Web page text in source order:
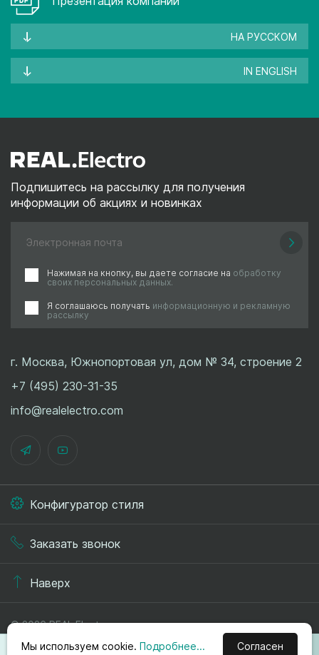
НА РУССКОМ
IN ENGLISH
Подпишитесь на рассылку для получения
информации об акциях и новинках
Нажимая на кнопку, вы даете согласие на обработку
своих персональных данных.
Я соглашаюсь получать информационную и рекламную
рассылку
г. Москва, Южнопортовая ул, дом № 34, строение 2
+7 (495) 230-31-35
info@realelectro.com
Конфигуратор стиля
Заказать звонок
Наверх
© 2026 REAL.Electro
Политика конфиденциальности
Мы используем cookie. Подробнее... Согласен